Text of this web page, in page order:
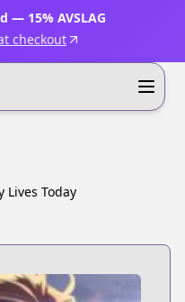
— 15% AVSLAG
checkout
Lives Today